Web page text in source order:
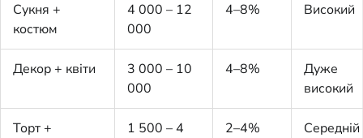
Сукня +
костюм
4 000 – 12
000
4–8% Високий
Декор + квіти
3 000 – 10
000
4–8%
Дуже
високий
Торт +
1 500 – 4
2–4% Середній